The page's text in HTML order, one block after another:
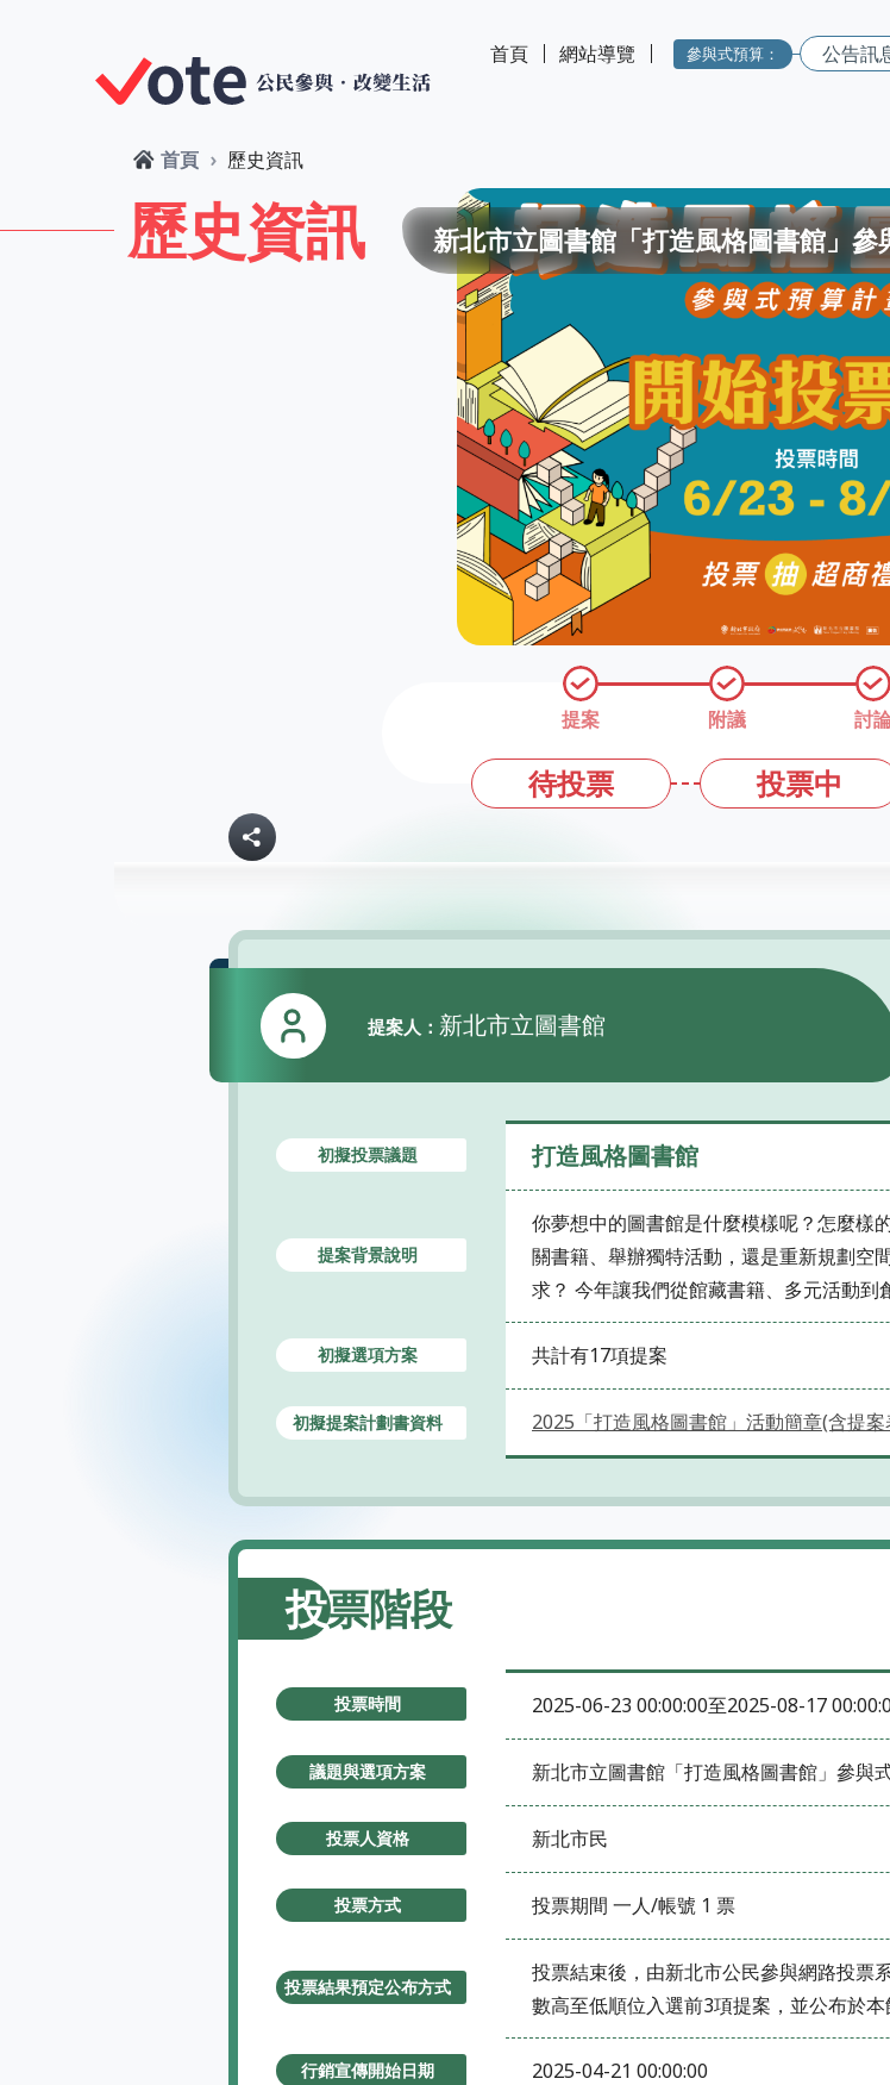
首頁 網站導覽 參與式預算： 公告訊
首頁 歷史資訊
歷史資訊 新北市立圖書館「打造風格圖書館」參
提案 附議 討
待投票 投票中
提案人： 新北市立圖書館
初擬投票議題 打造風格圖書館
提案背景說明
你夢想中的圖書館是什麼模樣呢？怎麼樣
關書籍、舉辦獨特活動，還是重新規劃空
求？ 今年讓我們從館藏書籍、多元活動到
初擬選項方案 共計有17項提案
初擬提案計劃書資料 2025「打造風格圖書館」活動簡章(含提
投票階段
投票時間 2025-06-23 00:00:00至2025-08-17
議題與選項方案 新北市立圖書館「打造風格圖書館」參與
投票人資格 新北市民
投票方式 投票期間 一人/帳號 1 票
投票結果預定公布方式
投票結束後，由新北市公民參與網路投票
數高至低順位入選前3項提案，並公布於本
行銷宣傳開始日期 2025-04-21 00:00:00